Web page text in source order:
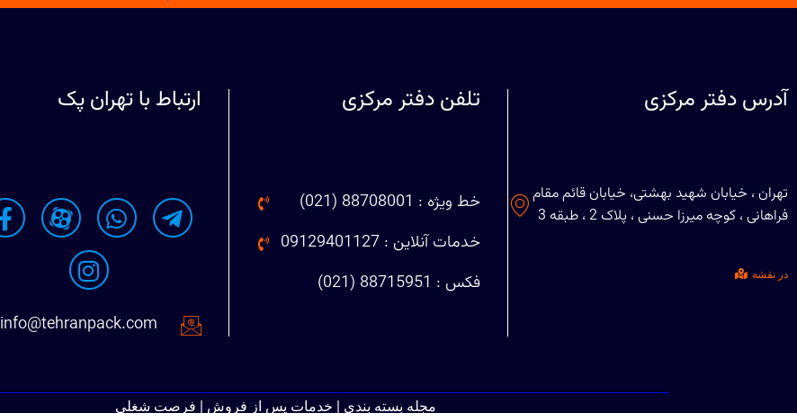
آدرس دفتر مرکزی
تهران ، خیابان شهید بهشتی، خیابان قائم مقام
فراهانی ، کوچه میرزا حسنی ، پلاک 2 ، طبقه 3
در نقشه
تلفن دفتر مرکزی
خط ویژه : 88708001 (021)
خدمات آنلاین : 09129401127
فکس : 88715951 (021)
ارتباط با تهران پک
info@tehranpack.com
مجله بسته بندی | خدمات پس از فروش | فرصت شغلی